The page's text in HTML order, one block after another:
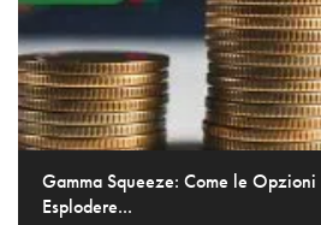
Gamma Squeeze: Come le Opzioni
Esplodere...